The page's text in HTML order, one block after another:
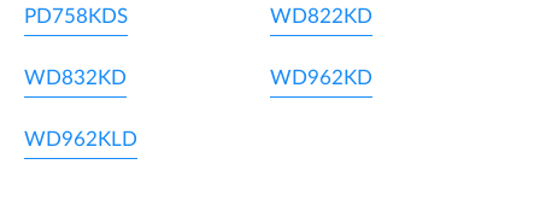
PD758KDS WD822KD
WD832KD WD962KD
WD962KLD